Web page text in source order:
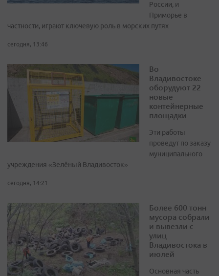
России, и
Приморье в
частности, играют ключевую роль в морских путях
сегодня, 13:46
Во
Владивостоке
оборудуют 22
новые
контейнерные
площадки
Эти работы
проведут по заказу
муниципального
учреждения «Зелёный Владивосток»
сегодня, 14:21
Более 600 тонн
мусора собрали
и вывезли с
улиц
Владивостока в
июлей
Основная часть